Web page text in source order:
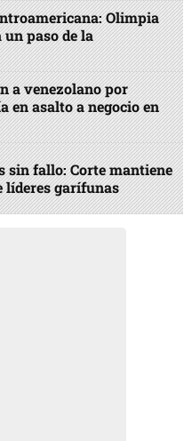
Olimpia
paso de la
a venezolano por
en asalto a negocio en
sin fallo: Corte mantiene
líderes garífunas